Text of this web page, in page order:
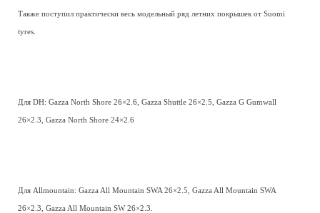
Также поступил практически весь модельный ряд летних покрышек от Suomi
tyres.
Для DH: Gazza North Shore 26×2.6, Gazza Shuttle 26×2.5, Gazza G Gumwall
26×2.3, Gazza North Shore 24×2.6
Для Allmountain: Gazza All Mountain SWA 26×2.5, Gazza All Mountain SWA
26×2.3, Gazza All Mountain SW 26×2.3.